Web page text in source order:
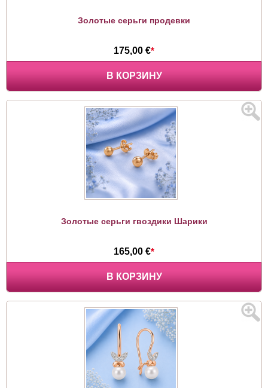
Золотые серьги продевки
175,00 €*
В КОРЗИНУ
Золотые серьги гвоздики Шарики
165,00 €*
В КОРЗИНУ